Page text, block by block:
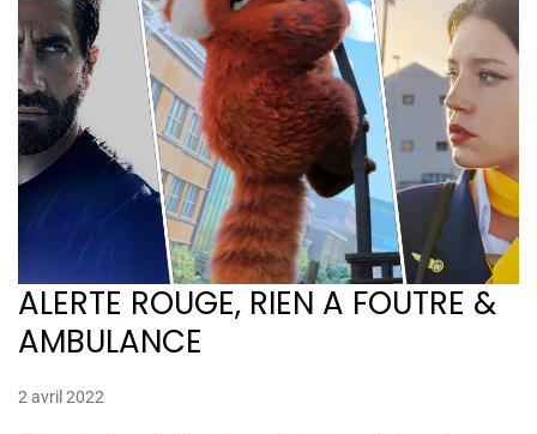
ALERTE ROUGE, RIEN A FOUTRE &
AMBULANCE
2 avril 2022